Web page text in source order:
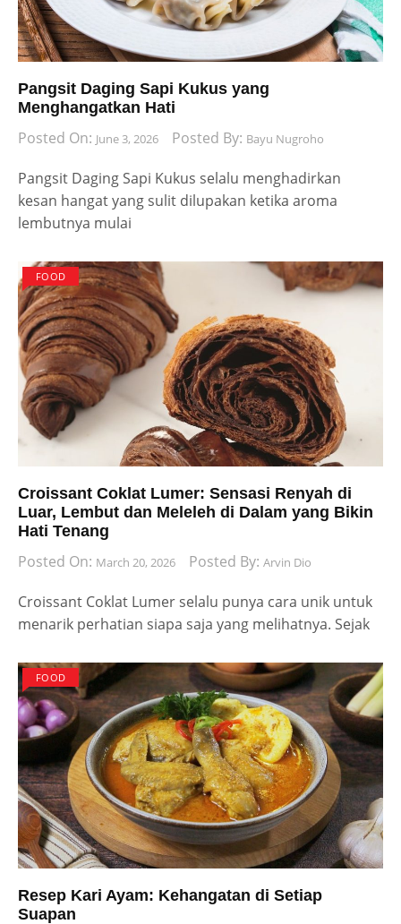
Pangsit Daging Sapi Kukus yang
Menghangatkan Hati
Posted On: June 3, 2026 Posted By: Bayu Nugroho
Pangsit Daging Sapi Kukus selalu menghadirkan
kesan hangat yang sulit dilupakan ketika aroma
lembutnya mulai
FOOD
Croissant Coklat Lumer: Sensasi Renyah di
Luar, Lembut dan Meleleh di Dalam yang Bikin
Hati Tenang
Posted On: March 20, 2026 Posted By: Arvin Dio
Croissant Coklat Lumer selalu punya cara unik untuk
menarik perhatian siapa saja yang melihatnya. Sejak
FOOD
Resep Kari Ayam: Kehangatan di Setiap
Suapan